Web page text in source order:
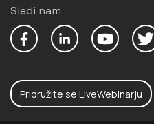
Sledi nam
Pridružite se LiveWebinarju